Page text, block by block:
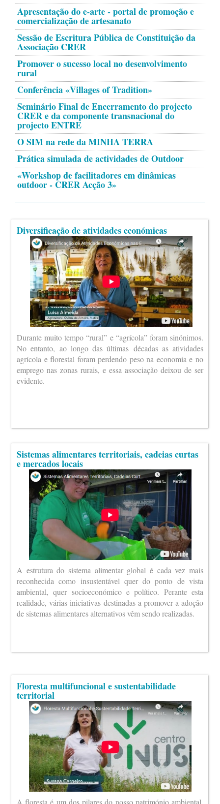
Apresentação do e-arte - portal de promoção e
comercialização de artesanato
Sessão de Escritura Pública de Constituição da
Associação CRER
Promover o sucesso local no desenvolvimento
rural
Conferência «Villages of Tradition»
Seminário Final de Encerramento do projecto
CRER e da componente transnacional do
projecto ENTRE
O SIM na rede da MINHA TERRA
Prática simulada de actividades de Outdoor
«Workshop de facilitadores em dinâmicas
outdoor - CRER Acção 3»
Diversificação de atividades económicas
Durante muito tempo “rural” e “agrícola” foram sinónimos.
No entanto, ao longo das últimas décadas as atividades
agrícola e florestal foram perdendo peso na economia e no
emprego nas zonas rurais, e essa associação deixou de ser
evidente.
Sistemas alimentares territoriais, cadeias curtas
e mercados locais
A estrutura do sistema alimentar global é cada vez mais
reconhecida como insustentável quer do ponto de vista
ambiental, quer socioeconómico e político. Perante esta
realidade, várias iniciativas destinadas a promover a adoção
de sistemas alimentares alternativos vêm sendo realizadas.
Floresta multifuncional e sustentabilidade
territorial
A floresta é um dos pilares do nosso património ambiental,